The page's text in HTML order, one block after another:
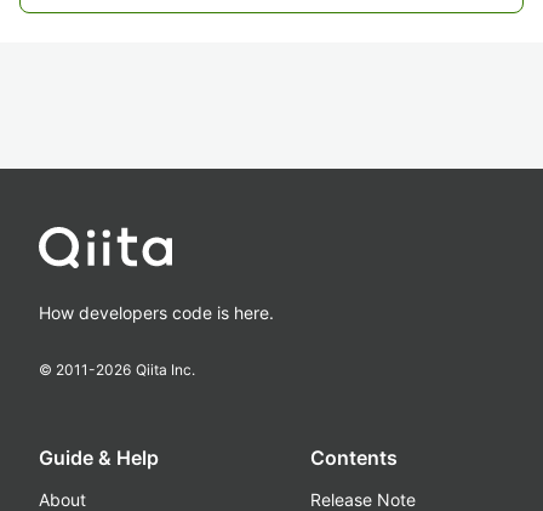
How developers code is here.
© 2011-2026 Qiita Inc.
Guide & Help
About
Contents
Release Note